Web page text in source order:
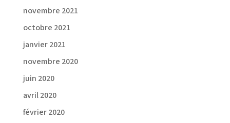
novembre 2021
octobre 2021
janvier 2021
novembre 2020
juin 2020
avril 2020
février 2020